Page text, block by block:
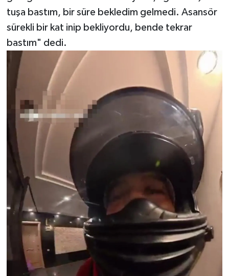
tuşa bastım, bir süre bekledim gelmedi. Asansör
sürekli bir kat inip bekliyordu, bende tekrar
bastım" dedi.